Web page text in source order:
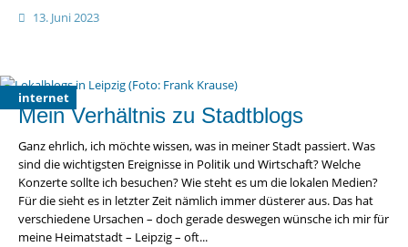
13. Juni 2023
internet
Mein Verhältnis zu Stadtblogs
Ganz ehrlich, ich möchte wissen, was in meiner Stadt passiert. Was
sind die wichtigsten Ereignisse in Politik und Wirtschaft? Welche
Konzerte sollte ich besuchen? Wie steht es um die lokalen Medien?
Für die sieht es in letzter Zeit nämlich immer düsterer aus. Das hat
verschiedene Ursachen – doch gerade deswegen wünsche ich mir für
meine Heimatstadt – Leipzig – oft...